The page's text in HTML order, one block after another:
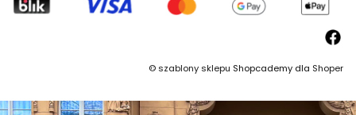
©szablony sklepu Shopcademy dla Shoper